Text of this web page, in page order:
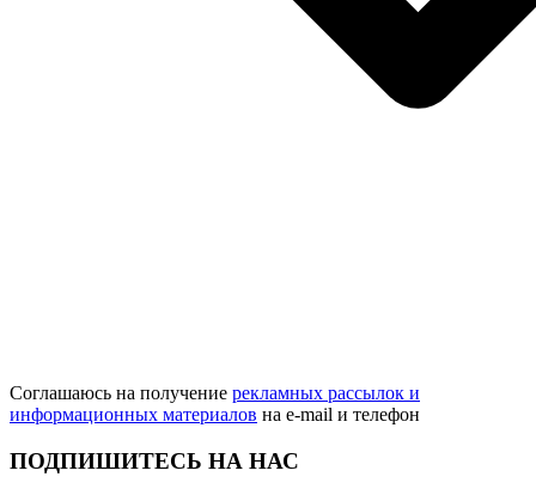
Соглашаюсь на получение рекламных рассылок и
информационных материалов на e‑mail и телефон
ПОДПИШИТЕСЬ НА НАС